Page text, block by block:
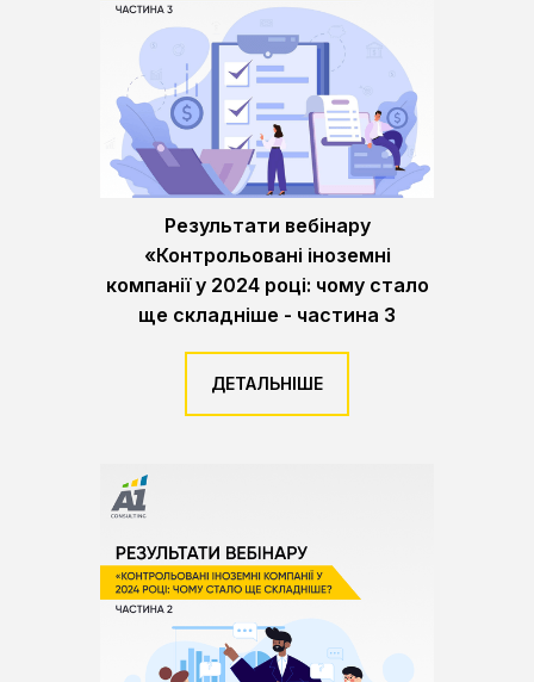
Результати вебінару
«Контрольовані іноземні
компанії у 2024 році: чому стало
ще складніше - частина 3
ДЕТАЛЬНІШЕ